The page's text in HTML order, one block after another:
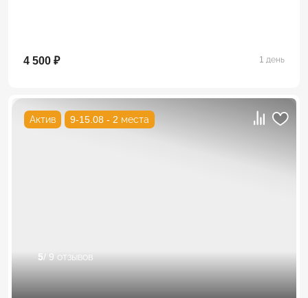
4 500 ₽ 1 день
Актив 9-15.08 - 2 места
5/ 9 отзывов